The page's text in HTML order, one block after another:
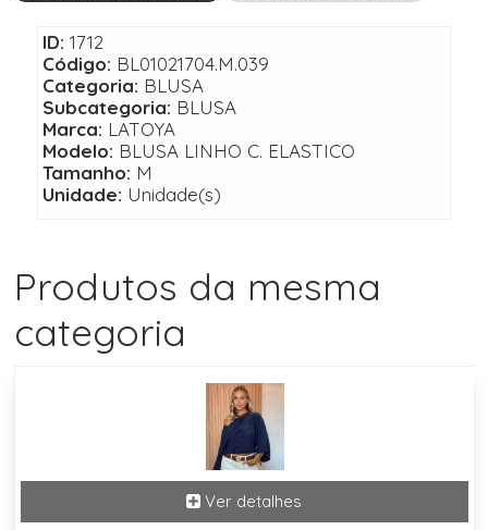
ID: 1712
Código: BL01021704.M.039
Categoria: BLUSA
Subcategoria: BLUSA
Marca: LATOYA
Modelo: BLUSA LINHO C. ELASTICO
Tamanho: M
Unidade: Unidade(s)
Produtos da mesma
categoria